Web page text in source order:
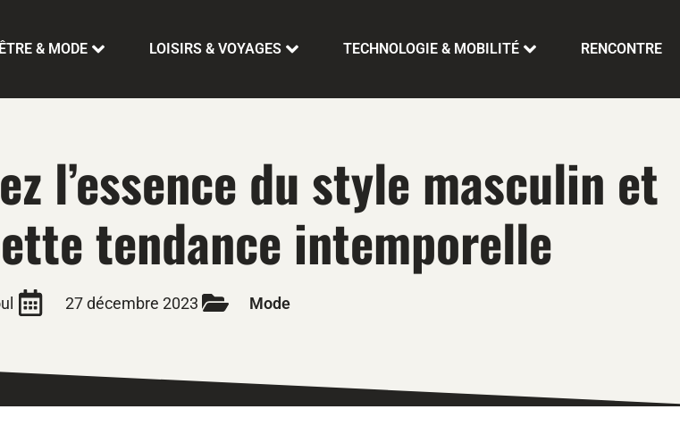
& MODE LOISIRS & VOYAGES TECHNOLOGIE & MOBILITÉ RENCONTRE
l’essence du style masculin et
tendance intemporelle
27 décembre 2023 Mode